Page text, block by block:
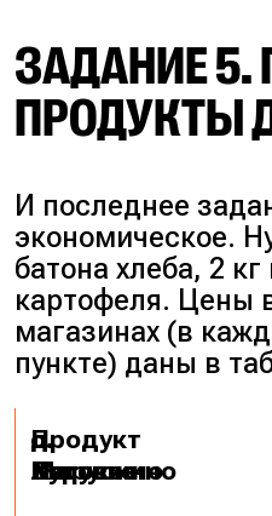
ЗАДАНИЕ 5.
ПРОДУКТЫ
И последнее
экономическое.
батона хлеба, 2
картофеля. Цены
магазинах (в
пункте) даны в
Продукт
д.
Лягушкино
с.
Вятское
д.
Куровка
д.
Марусино